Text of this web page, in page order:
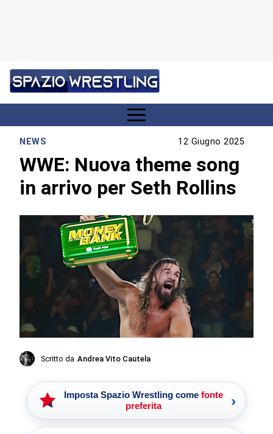
NEWS 12 Giugno 2025
WWE: Nuova theme song
in arrivo per Seth Rollins
Scritto da Andrea Vito Cautela
Imposta Spazio Wrestling come fonte
preferita
›